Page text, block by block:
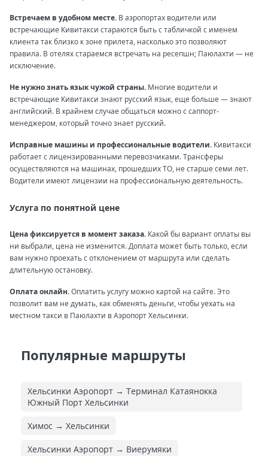
Встречаем в удобном месте. В аэропортах водители или
встречающие Кивитакси стараются быть с табличкой с именем
клиента так близко к зоне прилета, насколько это позволяют
правила. В отелях стараемся встречать на ресепшн; Паюлахти — не
исключение.
Не нужно знать язык чужой страны. Многие водители и
встречающие Кивитакси знают русский язык, еще больше — знают
английский. В крайнем случае общаться можно с саппорт-
менеджером, который точно знает русский.
Исправные машины и профессиональные водители. Кивитакси
работает с лицензированными перевозчиками. Трансферы
осуществляются на машинах, прошедших ТО, не старше семи лет.
Водители имеют лицензии на профессиональную деятельность.
Услуга по понятной цене
Цена фиксируется в момент заказа. Какой бы вариант оплаты вы
ни выбрали, цена не изменится. Доплата может быть только, если
вам нужно проехать с отклонением от маршрута или сделать
длительную остановку.
Оплата онлайн.Оплатить услугу можно картой на сайте. Это
позволит вам не думать, как обменять деньги, чтобы уехать на
местном такси в Паюлахти в Аэропорт Хельсинки.
Популярные маршруты
Хельсинки Аэропорт → Терминал Катаянокка
Южный Порт Хельсинки
Химос → Хельсинки
Хельсинки Аэропорт → Виерумяки